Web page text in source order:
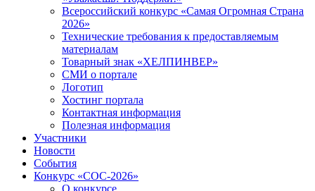
Всероссийский конкурс «Самая Огромная Страна
2026»
Технические требования к предоставляемым
материалам
Товарный знак «ХЕЛПИНВЕР»
СМИ о портале
Логотип
Хостинг портала
Контактная информация
Полезная информация
Участники
Новости
События
Конкурс «СОС-2026»
О конкурсе